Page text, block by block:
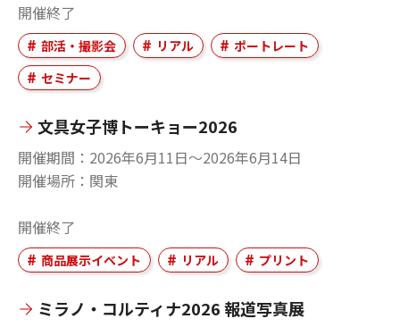
開催終了
部活・撮影会 リアル
ポートレート
セミナー
文具女子博トーキョー2026
開催期間
2026年6月11日〜2026年6月14日
開催場所
関東
開催終了
商品展示イベント リアル プリント
ミラノ・コルティナ2026 報道写真展